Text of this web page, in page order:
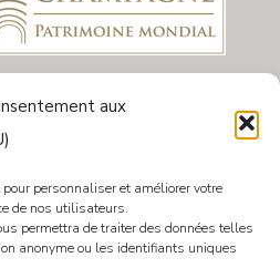
aux
pour personnaliser et améliorer votre
de nos utilisateurs.
permettra de traiter des données telles
anonyme ou les identifiants uniques